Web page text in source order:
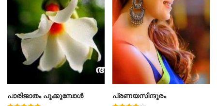
പാരിജാതം പൂക്കുമ്പോൾ പ്രണയസിന്ദൂരം